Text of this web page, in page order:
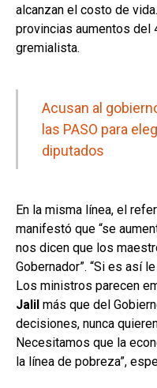
alcanzan el costo de
provincias aumentos del
gremialista.
Acusan al
las PASO para
diputados
En la misma línea, el
manifestó que “se
nos dicen que los
Gobernador”. “Si es así
Los ministros parecen
Jalil más que del
decisiones, nunca
Necesitamos que la
la línea de pobreza”,